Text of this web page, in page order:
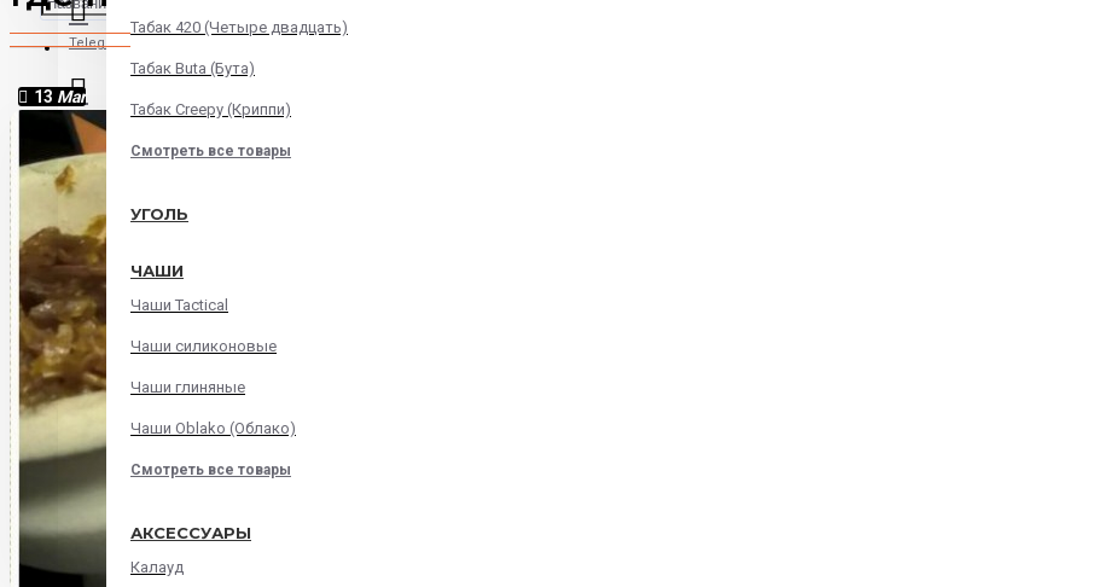
Telegram
Instagram
WatsApp
Viber
Корзина
В корзине пусто!
Табак 420 (Четыре двадцать)
Табак Buta (Бута)
Табак Creepy (Криппи)
Смотреть все товары
УГОЛЬ
ЧАШИ
Чаши Tactical
Чаши силиконовые
Чаши глиняные
Чаши Oblako (Облако)
Смотреть все товары
АКСЕССУАРЫ
Калауд
13 Mar